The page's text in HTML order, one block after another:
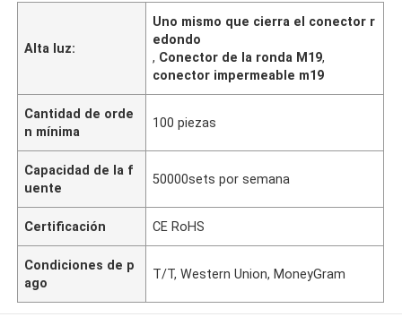
Alta luz:
Uno mismo que cierra el conector r
edondo
, Conector de la ronda M19,
conector impermeable m19
Cantidad de orde
n mínima
100 piezas
Capacidad de la f
uente
50000sets por semana
Certificación CE RoHS
Condiciones de p
ago
T/T, Western Union, MoneyGram